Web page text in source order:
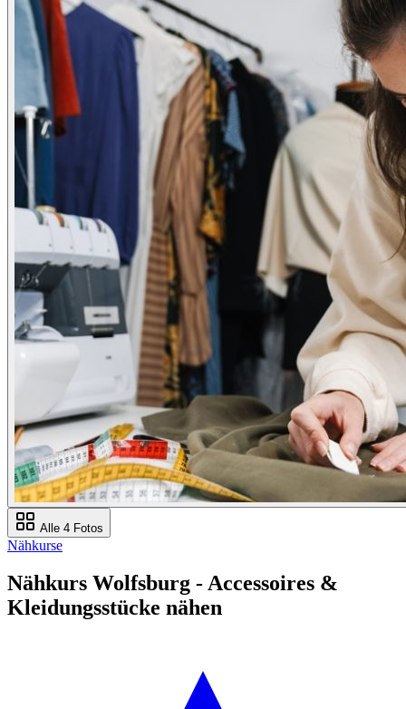
Alle 4 Fotos
Nähkurse
Nähkurs Wolfsburg - Accessoires &
Kleidungsstücke nähen